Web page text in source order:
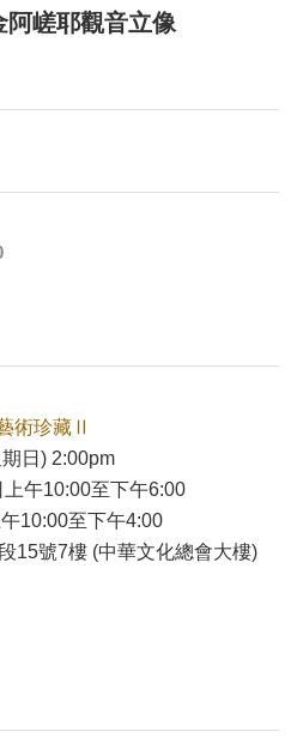
嵯耶觀音立像
術珍藏Ⅱ
日) 2:00pm
午10:00至下午6:00
10:00至下午4:00
15號7樓 (中華文化總會大樓)